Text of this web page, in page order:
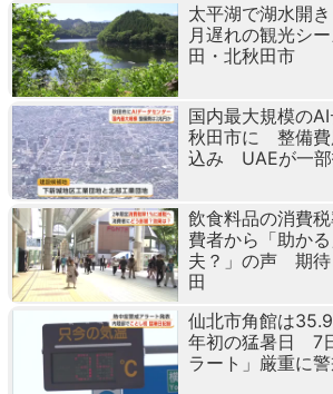
太平湖で湖水開
月遅れの観光シ
田・北秋田市
国内最大規模の
秋田市に 整備費
込み UAEが一部
飲食料品の消費
費者から「助か
夫？」の声 期
田
仙北市角館は
年初の猛暑日 7
ラート」厳重に